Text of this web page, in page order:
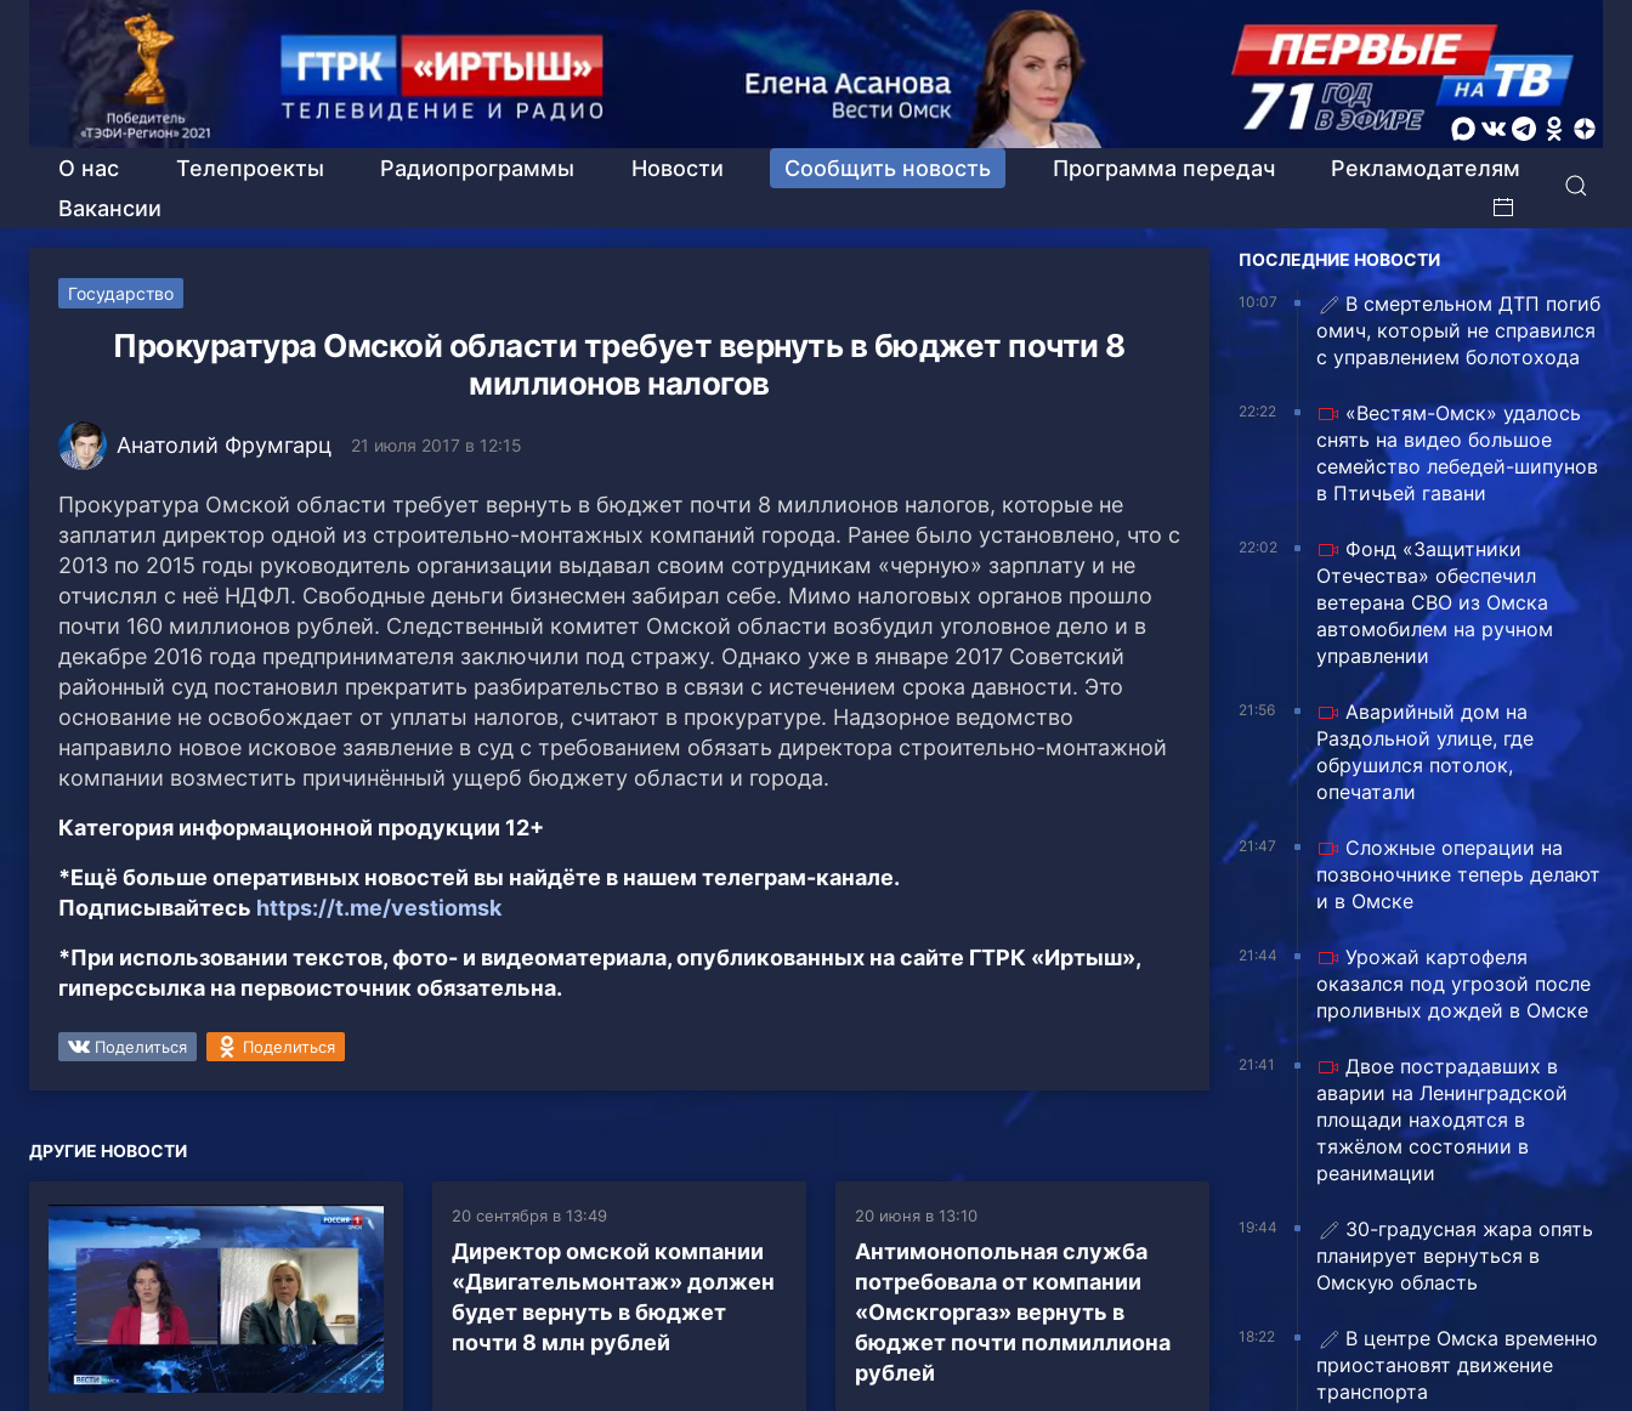
О нас Телепроекты Радиопрограммы Новости Сообщить новость Программа передач
Рекламодателям
Вакансии
Государство
Прокуратура Омской области требует вернуть в бюджет почти 8
миллионов налогов
Анатолий Фрумгарц 21 июля 2017 в 12:15
Прокуратура Омской области требует вернуть в бюджет почти 8 миллионов налогов, которые не
заплатил директор одной из строительно-монтажных компаний города. Ранее было установлено, что с
2013 по 2015 годы руководитель организации выдавал своим сотрудникам «черную» зарплату и не
отчислял с неё НДФЛ. Свободные деньги бизнесмен забирал себе. Мимо налоговых органов прошло
почти 160 миллионов рублей. Следственный комитет Омской области возбудил уголовное дело и в
декабре 2016 года предпринимателя заключили под стражу. Однако уже в январе 2017 Советский
районный суд постановил прекратить разбирательство в связи с истечением срока давности. Это
основание не освобождает от уплаты налогов, считают в прокуратуре. Надзорное ведомство
направило новое исковое заявление в суд с требованием обязать директора строительно-монтажной
компании возместить причинённый ущерб бюджету области и города.
Категория информационной продукции 12+
*Ещё больше оперативных новостей вы найдёте в нашем телеграм-канале.
Подписывайтесь https://t.me/vestiomsk
*При использовании текстов, фото- и видеоматериала, опубликованных на сайте ГТРК «Иртыш»,
гиперссылка на первоисточник обязательна.
Поделиться Поделиться
ДРУГИЕ НОВОСТИ
20 сентября в 13:49
Директор омской компании
«Двигательмонтаж» должен
будет вернуть в бюджет
почти 8 млн рублей
20 июня в 13:10
Антимонопольная служба
потребовала от компании
«Омскгоргаз» вернуть в
бюджет почти полмиллиона
рублей
ПОСЛЕДНИЕ НОВОСТИ
10:07
В смертельном ДТП погиб
омич, который не справился
с управлением болотохода
22:22
«Вестям-Омск» удалось
снять на видео большое
семейство лебедей-шипунов
в Птичьей гавани
22:02
Фонд «Защитники
Отечества» обеспечил
ветерана СВО из Омска
автомобилем на ручном
управлении
21:56
Аварийный дом на
Раздольной улице, где
обрушился потолок,
опечатали
21:47
Сложные операции на
позвоночнике теперь делают
и в Омске
21:44
Урожай картофеля
оказался под угрозой после
проливных дождей в Омске
21:41
Двое пострадавших в
аварии на Ленинградской
площади находятся в
тяжёлом состоянии в
реанимации
19:44
30-градусная жара опять
планирует вернуться в
Омскую область
18:22
В центре Омска временно
приостановят движение
транспорта